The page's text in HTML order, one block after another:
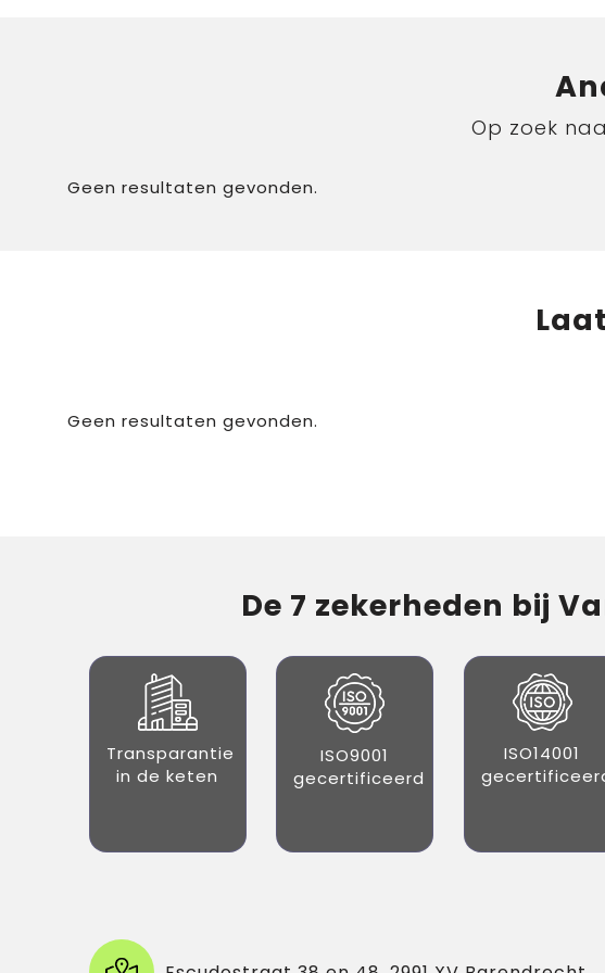
Op zoek
Geen resultaten gevonden.
Geen resultaten gevonden.
De 7 zekerheden bij
Transparantie
in de keten
ISO9001
gecertificeerd
ISO14001